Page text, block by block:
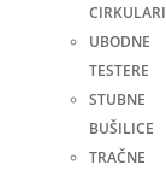
CIRKULARI
UBODNE
TESTERE
STUBNE
BUŠILICE
TRAČNE